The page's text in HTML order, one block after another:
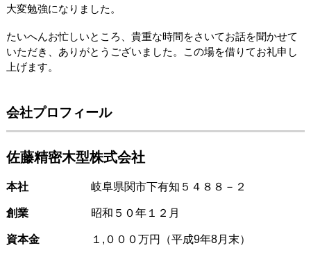
大変勉強になりました。
たいへんお忙しいところ、貴重な時間をさいてお話を聞かせて
いただき、ありがとうございました。この場を借りてお礼申し
上げます。
会社プロフィール
佐藤精密木型株式会社
本社 岐阜県関市下有知５４８８－２
創業 昭和５０年１２月
資本金 １,０００万円（平成9年8月末）